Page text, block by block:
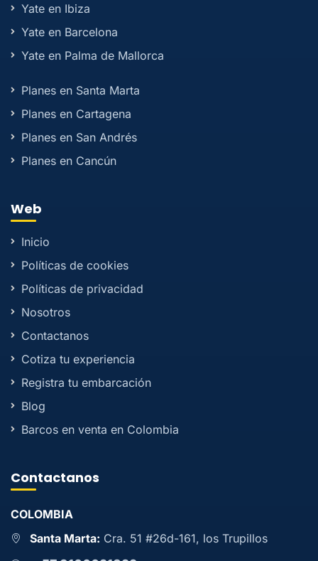
Yate en Ibiza
Yate en Barcelona
Yate en Palma de Mallorca
Planes en Santa Marta
Planes en Cartagena
Planes en San Andrés
Planes en Cancún
Web
Inicio
Políticas de cookies
Políticas de privacidad
Nosotros
Contactanos
Cotiza tu experiencia
Registra tu embarcación
Blog
Barcos en venta en Colombia
Contactanos
COLOMBIA
Santa Marta: Cra. 51 #26d-161, los Trupillos